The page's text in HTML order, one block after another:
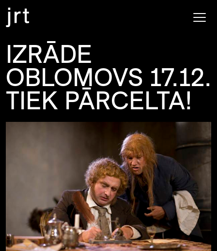
IZRĀDE
OBLOMOVS 17.12.
TIEK PĀRCELTA!